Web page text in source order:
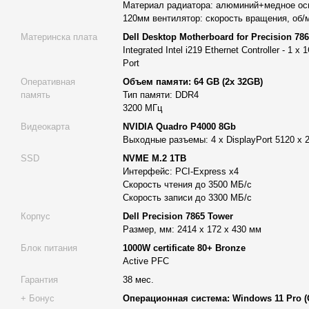
вычислений, визуализации, а также для разработки и
же с предустановленной операционной системой Windows 11
работе систему сразу после распаковки.
Описание основных характеристик рабочей
Процессор AMD Ryzen Threadripper PRO 5975WX
В сердце данной рабочей станции установлен 32-ядерный
PRO 5975WX, поддерживающий 64 потока. Его базовая
режиме авторазгона она достигает 4.5 ГГц. Это обеспечивает
сложных вычислений, финансового моделирования,
положительно сказывается на общей производительности
Материнская плата Dell Desktop Motherboard for Precision
Оригинальная материнская плата Dell гарантирует надёжную
стабильную работу. В неё встроен сетевой модуль Intel i219,
1 x 1Gbps RJ45 и 1 x 10Gbps RJ45. Это даёт гибкость в
Материал радиатора: алюминий+медное
120мм вентилятор: скорость вращения, об/
Материнска плата
Dell Desktop Motherboard for Precision
Integrated Intel i219 Ethernet Controller - 1 x
Port
Оперативная
память
Объем памяти: 64 GB (2x 32GB)
Тип памяти: DDR4
3200 МГц
Видеокарта
NVIDIA Quadro P4000 8Gb
Выходные разъемы: 4 x DisplayPort 5120 x
SSD
NVME M.2 1TB
Интерфейс: PCI-Express x4
Скорость чтения до 3500 МБ/с
Скорость записи до 3300 МБ/с
Корпус
Dell Precision 7865 Tower
Размер, мм: 2414 х 172 х 430 мм
Блок питания
1000W certificate 80+ Bronze
Active PFC
Гарантия
38 мес.
+ Бонус
Операционная система: Windows 11 Pro